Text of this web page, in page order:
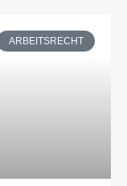
ARBEITSRECHT